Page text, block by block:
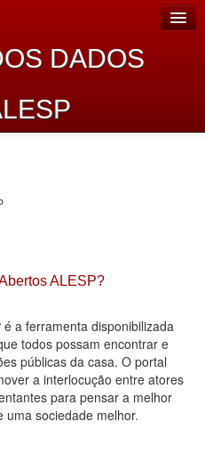
DADOS
ALESP?
a ferramenta disponibilizada
todos possam encontrar e
públicas da casa. O portal
a interlocução entre atores
para pensar a melhor
uma sociedade melhor.